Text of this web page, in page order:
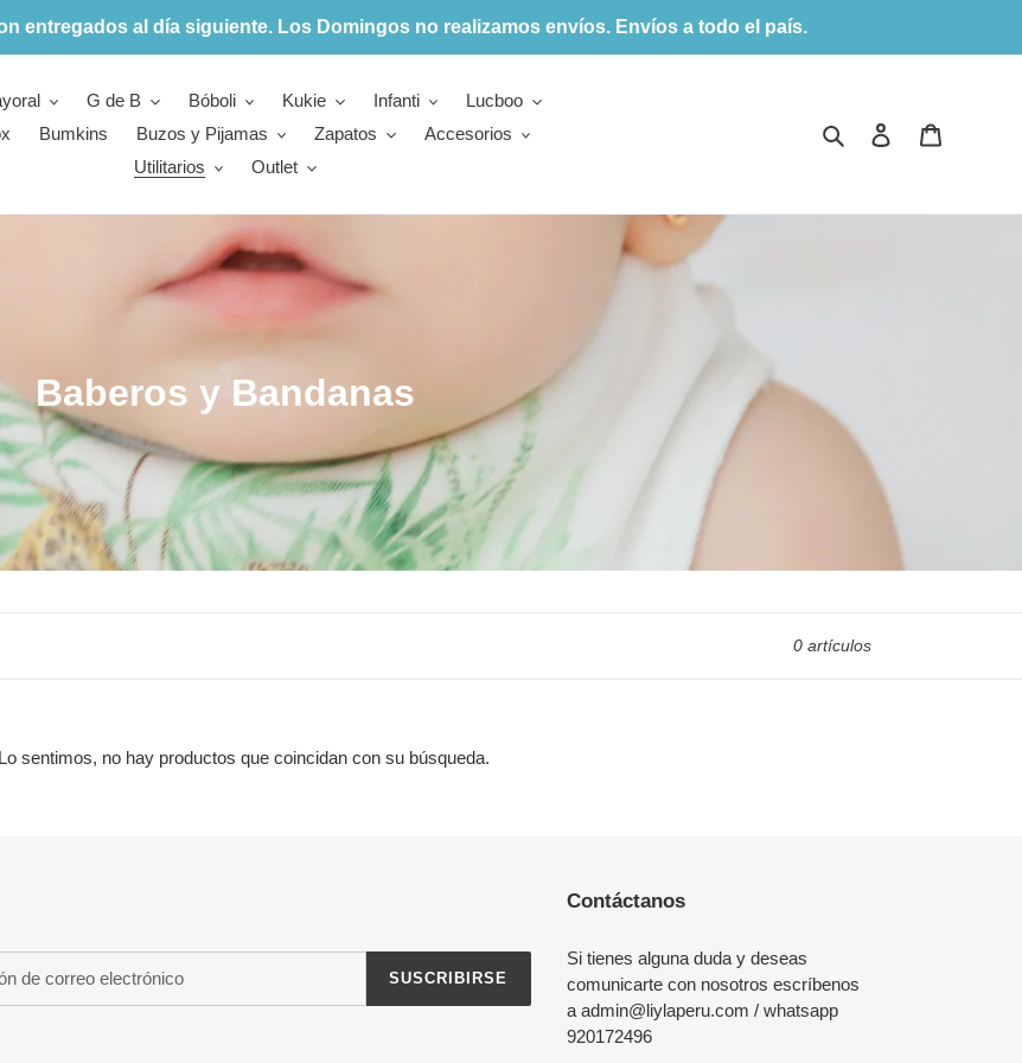
entregados al día siguiente. Los Domingos no realizamos envíos. Envíos a todo el país.
G de B Bóboli Kukie Infanti
Lucboo
Bumkins Buzos y Pijamas Zapatos
Accesorios
Utilitarios
Outlet
Buscar Ingresar
C
o
l
e
c
n
Baberos y Bandanas
0 artículos
Lo sentimos, no hay productos que coincidan con su búsqueda.
SUSCRIBIRSE
Contáctanos
Si tienes alguna duda y deseas
comunicarte con nosotros escríbenos
a admin@liylaperu.com / whatsapp
920172496